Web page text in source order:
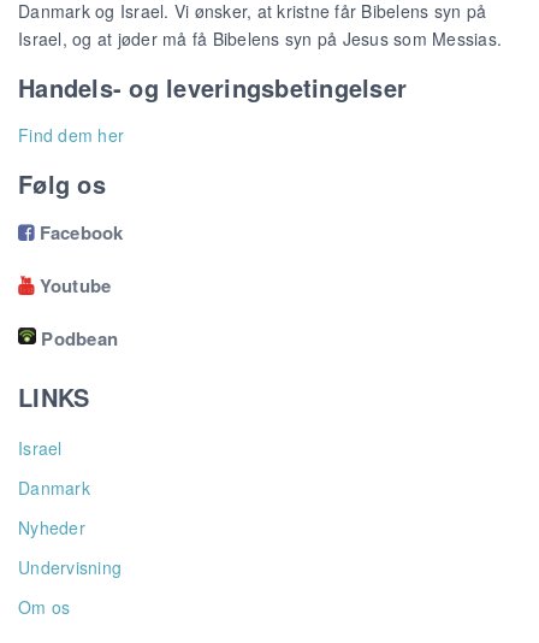
Danmark og Israel. Vi ønsker, at kristne får Bibelens syn på
Israel, og at jøder må få Bibelens syn på Jesus som Messias.
Handels- og leveringsbetingelser
Find dem her
Følg os
Facebook
Youtube
Podbean
LINKS
Israel
Danmark
Nyheder
Undervisning
Om os